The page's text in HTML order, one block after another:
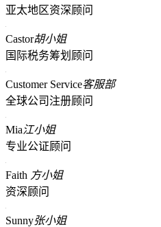
亚太地区资深顾问
Castor胡小姐
国际税务筹划顾问
Customer Service客服部
全球公司注册顾问
Mia江小姐
专业公证顾问
Faith 方小姐
资深顾问
Sunny张小姐